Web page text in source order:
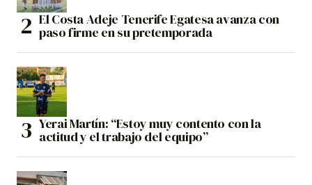
El Costa Adeje Tenerife Egatesa avanza con
paso firme en su pretemporada
Yerai Martín: “Estoy muy contento con la
actitud y el trabajo del equipo”